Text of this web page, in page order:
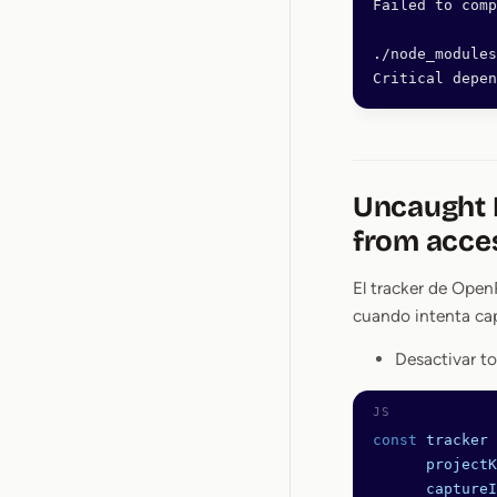
Failed to
./
Critical
Uncaught
from
El tracker de
cuando intenta
Desactivar
const tracker